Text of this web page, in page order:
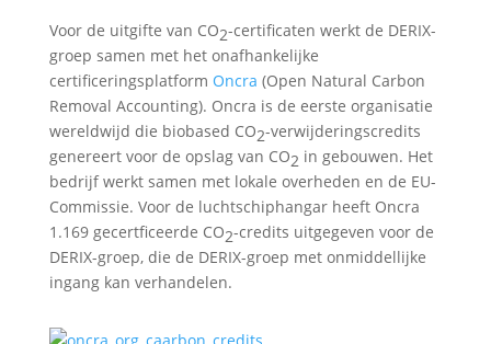
Voor de uitgifte van CO2-certificaten werkt de DERIX-
groep samen met het onafhankelijke
certificeringsplatform Oncra (Open Natural Carbon
Removal Accounting). Oncra is de eerste organisatie
wereldwijd die biobased CO2-verwijderingscredits
genereert voor de opslag van CO2 in gebouwen. Het
bedrijf werkt samen met lokale overheden en de EU-
Commissie. Voor de luchtschiphangar heeft Oncra
1.169 gecertficeerde CO2-credits uitgegeven voor de
DERIX-groep, die de DERIX-groep met onmiddellijke
ingang kan verhandelen.